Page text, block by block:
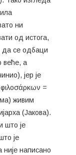
ни
од истога,
да се одбаци
веће, а
јер је
=
живим
(Јакова).
што је
је
написано